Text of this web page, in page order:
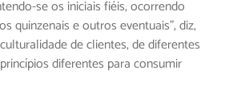
se os iniciais fiéis, ocorrendo
quinzenais e outros eventuais”, diz,
de clientes, de diferentes
diferentes para consumir